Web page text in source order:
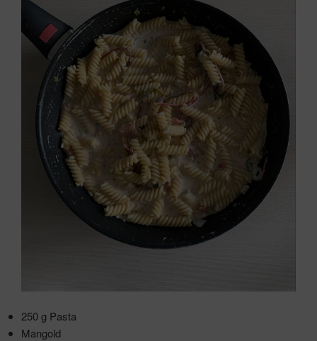
250 g Pasta
Mangold